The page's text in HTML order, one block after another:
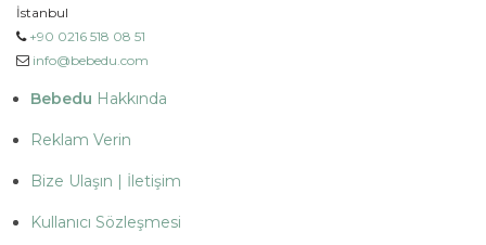
İstanbul
+90 0216 518 08 51
info@bebedu.com
Bebedu Hakkında
Reklam Verin
Bize Ulaşın | İletişim
Kullanıcı Sözleşmesi